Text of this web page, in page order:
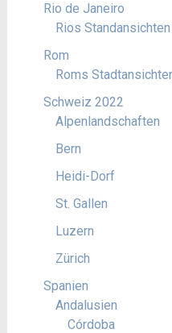
Rio de Janeiro
Rios Standansichten
Rom
Roms
Schweiz 2022
Alpenlandschaften
Bern
Heidi-Dorf
St. Gallen
Luzern
Zürich
Spanien
Andalusien
Córdoba